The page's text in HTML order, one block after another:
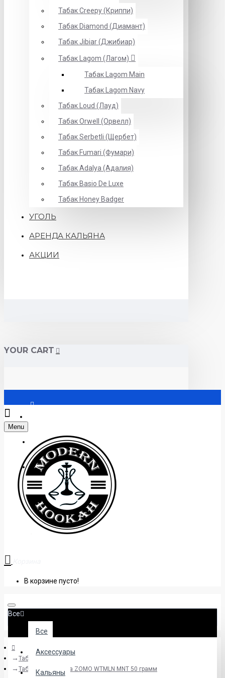
Табак Creepy (Криппи)
Табак Diamond (Диамант)
Табак Jibiar (Джибиар)
Табак Lagom (Лагом)
Табак Lagom Main
Табак Lagom Navy
Табак Loud (Лауд)
Табак Orwell (Орвелл)
Табак Serbetli (Щербет)
Табак Fumari (Фумари)
Табак Adalya (Адалия)
Табак Basio De Luxe
Табак Honey Badger
УГОЛЬ
АРЕНДА КАЛЬЯНА
АКЦИИ
YOUR CART
Регистрация
+38 (095) 945 04 33
Menu
В корзине пусто!
Все
Все
Аксессуары
Кальяны
Табак
Табак для кальяна ZOMO WTMLN MNT 50 грамм